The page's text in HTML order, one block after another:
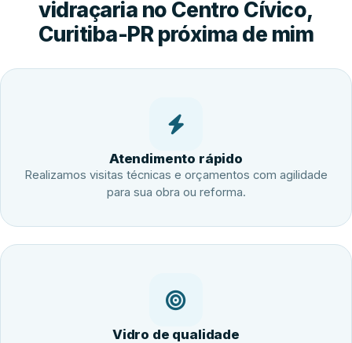
vidraçaria no Centro Cívico,
Curitiba-PR próxima de mim
Atendimento rápido
Realizamos visitas técnicas e orçamentos com agilidade
para sua obra ou reforma.
Vidro de qualidade